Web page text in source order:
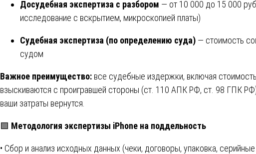
Досудебная экспертиза с разбором — от 10 000 до 15 000
исследование с вскрытием, микроскопией платы)
Судебная экспертиза (по определению суда) — стоимость
судом
Важное преимущество: все судебные издержки, включая
взыскиваются с проигравшей стороны (ст. 110 АПК РФ, ст. 98 ГПК
ваши затраты вернутся.
🟩 Методология экспертизы iPhone на поддельность
• Сбор и анализ исходных данных (чеки, договоры, упаковка,